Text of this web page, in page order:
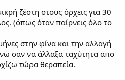
ζέστη στους όρχεις για 30
(όπως όταν παίρνεις όλο το
στην φίνα και την αλλαγή
σαν να άλλαξα ταχύτητα απο
τώρα θεραπεία.